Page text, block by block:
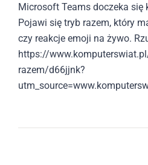
Microsoft Teams doczeka się
Pojawi się tryb razem, który
czy reakcje emoji na żywo.
https://
razem/d66jjnk?